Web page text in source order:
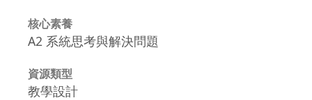
核心素養
A2 系統思考與解決問題
資源類型
教學設計